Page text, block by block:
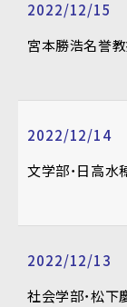
2022/12/15
宮本勝浩名誉
2022/12/14
文学部・日高
2022/12/13
社会学部・松